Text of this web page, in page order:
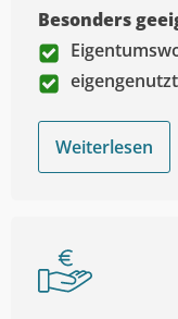
Besonders
Weiterlesen